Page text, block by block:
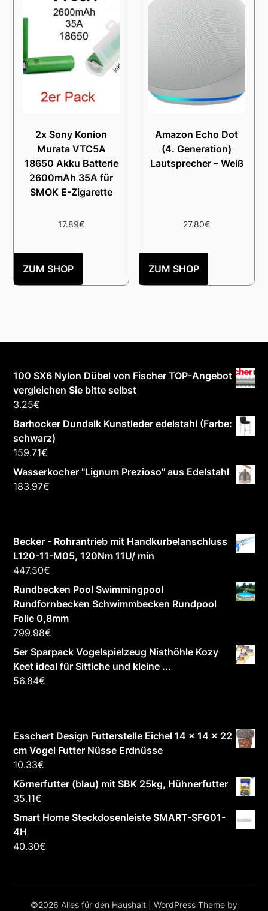
2x Sony Konion
Murata VTC5A
18650 Akku Batterie
2600mAh 35A für
SMOK E-Zigarette
17.89€
ZUM SHOP
Amazon Echo Dot
(4. Generation)
Lautsprecher – Weiß
27.80€
ZUM SHOP
100 SX6 Nylon Dübel von Fischer TOP-Angebot
vergleichen Sie bitte selbst
3.25€
Barhocker Dundalk Kunstleder edelstahl (Farbe:
schwarz)
159.71€
Wasserkocher "Lignum Prezioso" aus Edelstahl
183.97€
Becker - Rohrantrieb mit Handkurbelanschluss
L120-11-M05, 120Nm 11U/ min
447.50€
Rundbecken Pool Swimmingpool
Rundfornbecken Schwimmbecken Rundpool
Folie 0,8mm
799.98€
5er Sparpack Vogelspielzeug Nisthöhle Kozy
Keet ideal für Sittiche und kleine ...
56.84€
Esschert Design Futterstelle Eichel 14 x 14 x 22
cm Vogel Futter Nüsse Erdnüsse
10.33€
Körnerfutter (blau) mit SBK 25kg, Hühnerfutter
35.11€
Smart Home Steckdosenleiste SMART-SFG01-
4H
40.30€
©2026 Alles für den Haushalt | WordPress Theme by